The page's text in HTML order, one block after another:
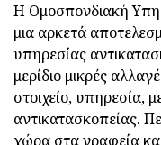
Η Ομοσπονδιακή
μια αρκετά
υπηρεσίας
μερίδιο μικρές
στοιχείο, υπηρεσία,
αντικατασκοπείας.
χώρα στα γραφεία